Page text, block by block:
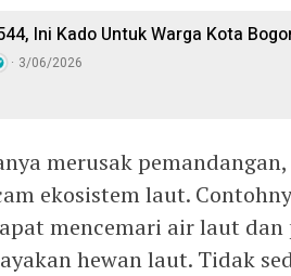
Ini Kado Untuk Warga Kota
3/06/2026
merusak
ekosistem laut.
mencemari air laut
hewan laut. Tidak